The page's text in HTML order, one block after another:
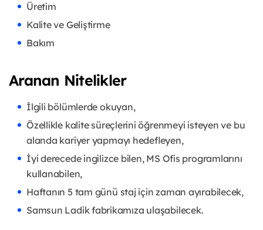
Üretim
Kalite ve Geliştirme
Bakım
Aranan Nitelikler
İlgili bölümlerde okuyan,
Özellikle kalite süreçlerini öğrenmeyi isteyen ve bu
alanda kariyer yapmayı hedefleyen,
İyi derecede ingilizce bilen, MS Ofis programlarını
kullanabilen,
Haftanın 5 tam günü staj için zaman ayırabilecek,
Samsun Ladik fabrikamıza ulaşabilecek.